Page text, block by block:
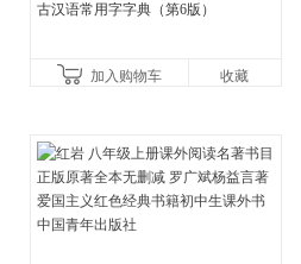
古汉语常用字字典（第6版）
加入购物车 收藏